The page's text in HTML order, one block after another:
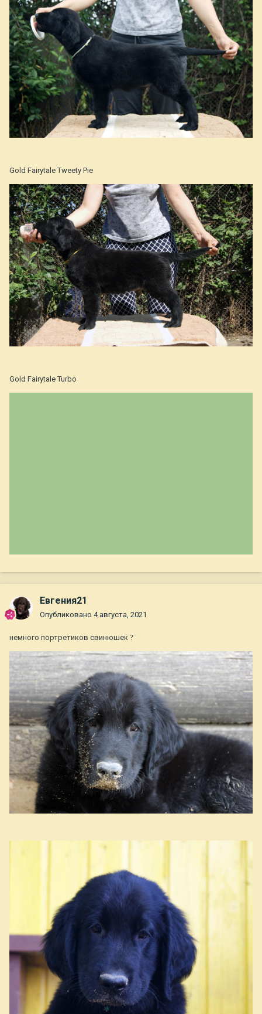
Gold Fairytale Tweety Pie
Gold Fairytale Turbo
Евгения21
Опубликовано 4 августа, 2021
немного портретиков свинюшек ?